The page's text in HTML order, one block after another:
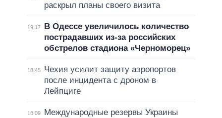
раскрыл планы своего визита
19:17
В Одессе увеличилось количество
пострадавших из-за российских
обстрелов стадиона «Черноморец»
18:45
Чехия усилит защиту аэропортов
после инцидента с дроном в
Лейпциге
18:09
Международные резервы Украины